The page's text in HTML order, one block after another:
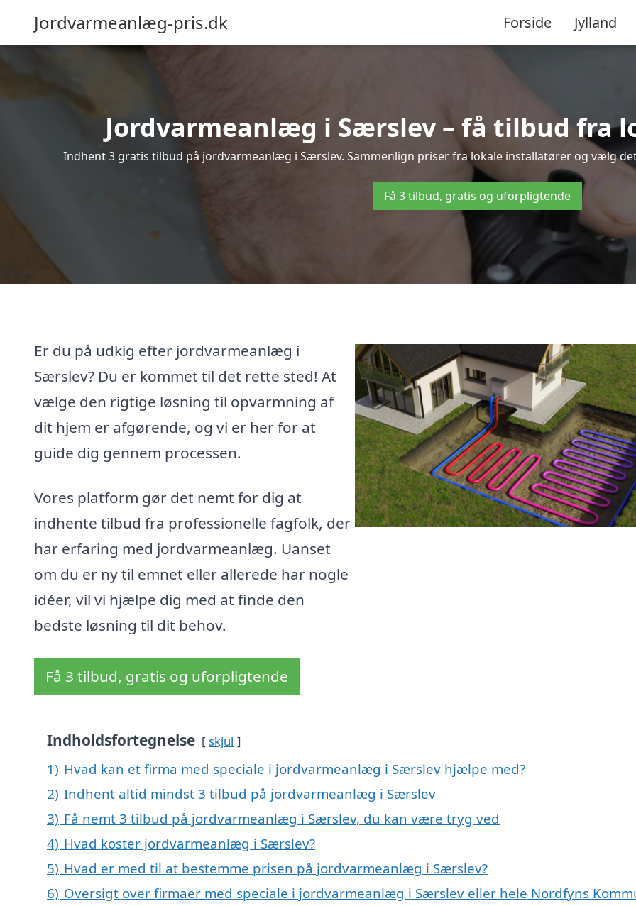
Jordvarmeanlæg-pris.dk Forside Jylland
Jordvarmeanlæg i Særslev – få tilbud fra
Indhent 3 gratis tilbud på jordvarmeanlæg i Særslev. Sammenlign priser fra lokale installatører og vælg
Få 3 tilbud, gratis og uforpligtende
Er du på udkig efter jordvarmeanlæg i
Særslev? Du er kommet til det rette sted! At
vælge den rigtige løsning til opvarmning af
dit hjem er afgørende, og vi er her for at
guide dig gennem processen.
Vores platform gør det nemt for dig at
indhente tilbud fra professionelle fagfolk, der
har erfaring med jordvarmeanlæg. Uanset
om du er ny til emnet eller allerede har nogle
idéer, vil vi hjælpe dig med at finde den
bedste løsning til dit behov.
Få 3 tilbud, gratis og uforpligtende
Indholdsfortegnelse skjul
1) Hvad kan et firma med speciale i jordvarmeanlæg i Særslev hjælpe med?
2) Indhent altid mindst 3 tilbud på jordvarmeanlæg i Særslev
3) Få nemt 3 tilbud på jordvarmeanlæg i Særslev, du kan være tryg ved
4) Hvad koster jordvarmeanlæg i Særslev?
5) Hvad er med til at bestemme prisen på jordvarmeanlæg i Særslev?
6) Oversigt over firmaer med speciale i jordvarmeanlæg i Særslev eller hele Nordfyns